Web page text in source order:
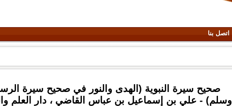
اتصل بنا
صحيح سيرة النبوية (الهدى والنور في صحيح سيرة
وسلم) - علي بن إسماعيل بن عباس القاضي ، دار العلم